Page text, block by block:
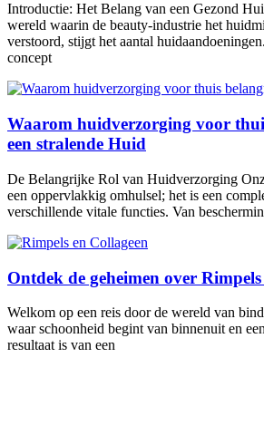
Introductie: Het Belang van een Gezond
wereld waarin de beauty-industrie het
verstoord, stijgt het aantal
concept
Waarom huidverzorging voor
een stralende Huid
De Belangrijke Rol van Huidverzorging
een oppervlakkig omhulsel; het is een
verschillende vitale functies. Van
Ontdek de geheimen over
Welkom op een reis door de wereld van
waar schoonheid begint van binnenuit en
resultaat is van een